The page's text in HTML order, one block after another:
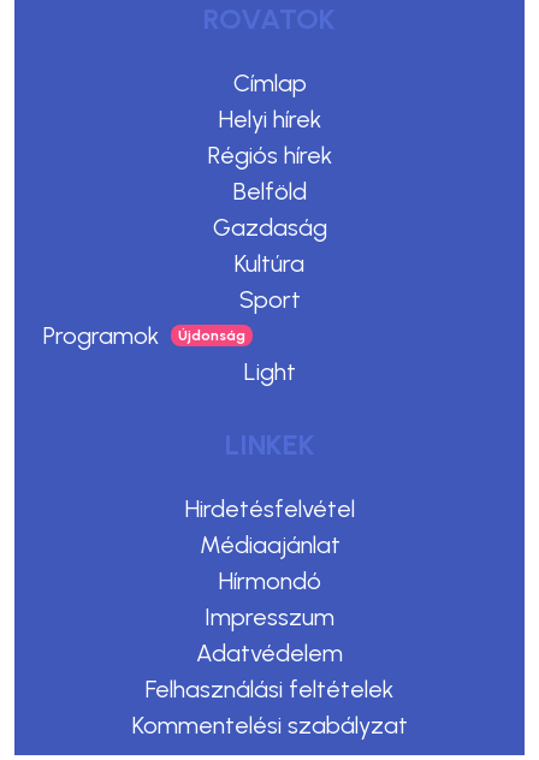
ROVATOK
Címlap
Helyi hírek
Régiós hírek
Belföld
Gazdaság
Kultúra
Sport
Programok
Light
LINKEK
Hirdetésfelvétel
Médiaajánlat
Hírmondó
Impresszum
Adatvédelem
Felhasználási feltételek
Kommentelési szabályzat